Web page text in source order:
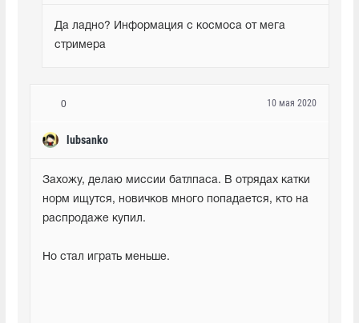
Да ладно? Информация с космоса от мега
стримера
0
lubsanko
10 мая 2020
Захожу, делаю миссии батлпаса. В отрядах катки
норм ищутся, новичков много попадается, кто на
распродаже купил.
Но стал играть меньше.